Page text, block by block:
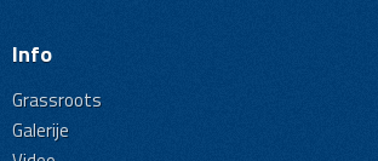
Info
Grassroots
Galerije